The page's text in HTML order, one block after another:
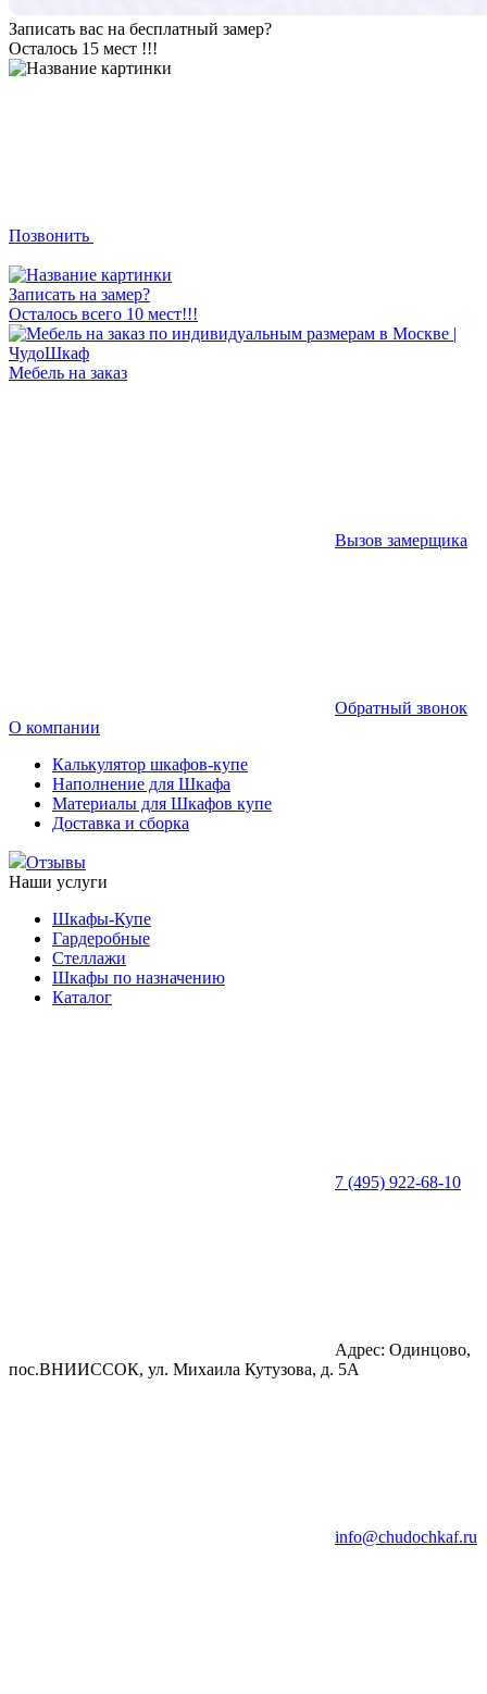
Записать вас на бесплатный замер?
Осталось 15 мест !!!
Позвонить
Записать на замер?
Осталось всего 10 мест!!!
Мебель на заказ
Вызов замерщика
Обратный звонок
О компании
Калькулятор шкафов-купе
Наполнение для Шкафа
Материалы для Шкафов купе
Доставка и сборка
Отзывы
Наши услуги
Шкафы-Купе
Гардеробные
Стеллажи
Шкафы по назначению
Каталог
7 (495) 922-68-10
Адрес: Одинцово,
пос.ВНИИССОК, ул. Михаила Кутузова, д. 5А
info@chudochkaf.ru